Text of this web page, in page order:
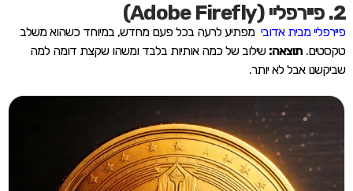
2. פיירפליי (Adobe Firefly)
פיירפליי מבית אדובי מפתיע לרעה בכל פעם מחדש, במיוחד כשהוא משלב
טקסטים. תוצאה: שילוב של כמה אותיות בלבד ומשהו שקצת דומה למה
שביקשנו אבל לא יותר.